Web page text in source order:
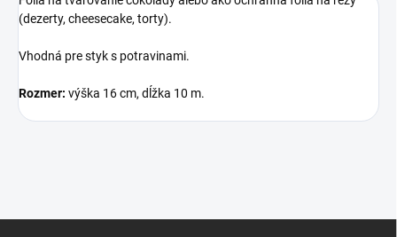
(dezerty, cheesecake, torty).
Vhodná pre styk s potravinami.
Rozmer: výška 16 cm, dĺžka 10 m.